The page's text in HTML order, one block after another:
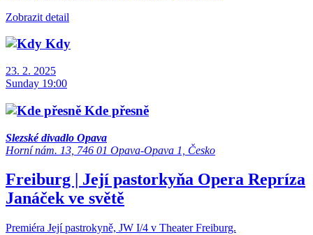
Zobrazit detail
Kdy
23. 2. 2025
Sunday 19:00
Kde přesně
Slezské divadlo Opava
Horní nám. 13, 746 01 Opava-Opava 1, Česko
Freiburg | Její pastorkyňa Opera Repríza
Janáček ve světě
Premiéra Její pastrokyně, JW I/4 v Theater Freiburg.